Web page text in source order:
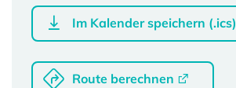
Im Kalender speichern (.ics)
Route berechnen